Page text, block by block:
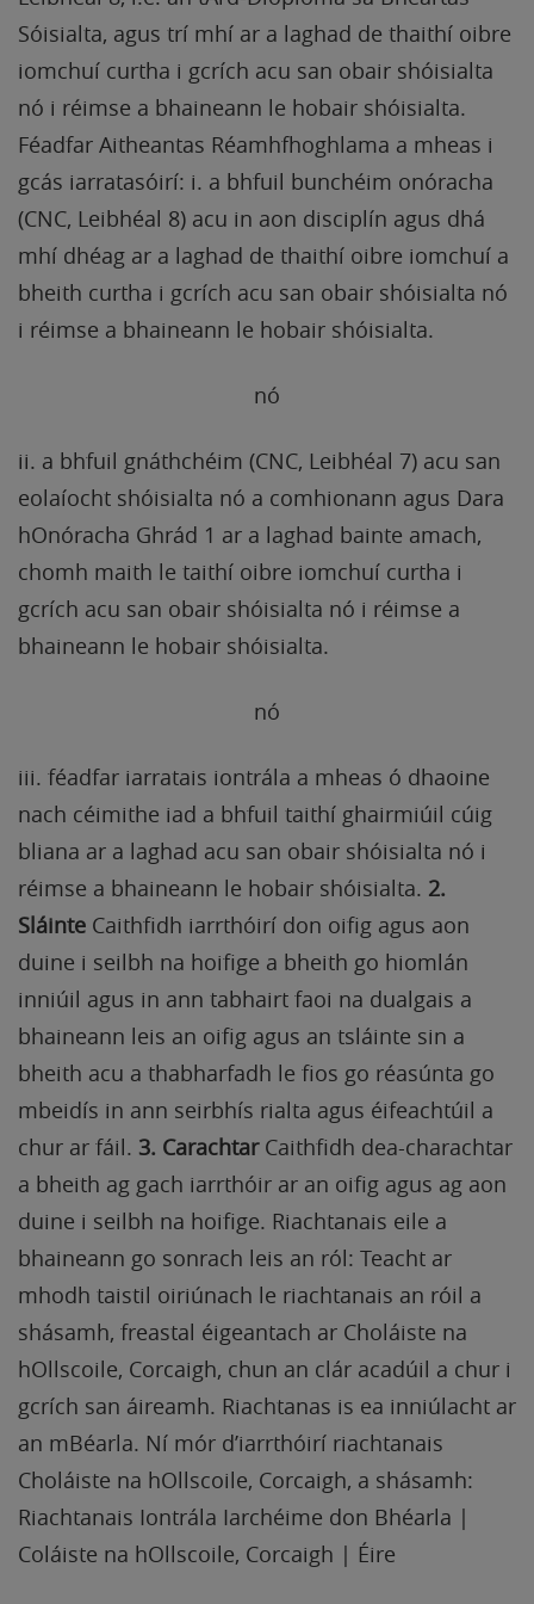
Sóisialta, agus trí mhí ar a laghad de thaithí oibre
iomchuí curtha i gcrích acu san obair shóisialta
nó i réimse a bhaineann le hobair shóisialta.
Féadfar Aitheantas Réamhfhoghlama a mheas i
gcás iarratasóirí: i. a bhfuil bunchéim onóracha
(CNC, Leibhéal 8) acu in aon disciplín agus dhá
mhí dhéag ar a laghad de thaithí oibre iomchuí a
bheith curtha i gcrích acu san obair shóisialta nó
i réimse a bhaineann le hobair shóisialta.
nó
ii. a bhfuil gnáthchéim (CNC, Leibhéal 7) acu san
eolaíocht shóisialta nó a comhionann agus Dara
hOnóracha Ghrád 1 ar a laghad bainte amach,
chomh maith le taithí oibre iomchuí curtha i
gcrích acu san obair shóisialta nó i réimse a
bhaineann le hobair shóisialta.
nó
iii. féadfar iarratais iontrála a mheas ó dhaoine
nach céimithe iad a bhfuil taithí ghairmiúil cúig
bliana ar a laghad acu san obair shóisialta nó i
réimse a bhaineann le hobair shóisialta. 2.
Sláinte Caithfidh iarrthóirí don oifig agus aon
duine i seilbh na hoifige a bheith go hiomlán
inniúil agus in ann tabhairt faoi na dualgais a
bhaineann leis an oifig agus an tsláinte sin a
bheith acu a thabharfadh le fios go réasúnta go
mbeidís in ann seirbhís rialta agus éifeachtúil a
chur ar fáil. 3. CarachtarCaithfidh dea-charachtar
a bheith ag gach iarrthóir ar an oifig agus ag aon
duine i seilbh na hoifige. Riachtanais eile a
bhaineann go sonrach leis an ról: Teacht ar
mhodh taistil oiriúnach le riachtanais an róil a
shásamh, freastal éigeantach ar Choláiste na
hOllscoile, Corcaigh, chun an clár acadúil a chur i
gcrích san áireamh. Riachtanas is ea inniúlacht ar
an mBéarla. Ní mór d’iarrthóirí riachtanais
Choláiste na hOllscoile, Corcaigh, a shásamh:
Riachtanais Iontrála Iarchéime don Bhéarla |
Coláiste na hOllscoile, Corcaigh | Éire